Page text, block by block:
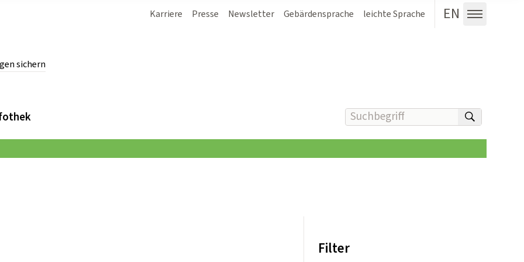
sichern
Karriere Presse Newsletter Gebärdensprache leichte Sprache EN
Menü
Suchbegriff(e) eingeben
Filter